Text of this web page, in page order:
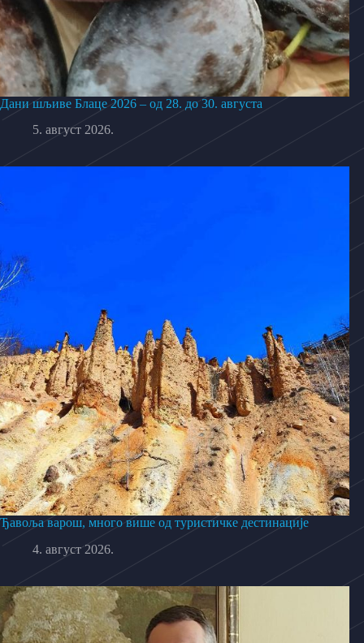
Дани шљиве Блаце 2026 – од 28. до 30. августа
5. август 2026.
Ђавоља варош, много више од туристичке дестинације
4. август 2026.